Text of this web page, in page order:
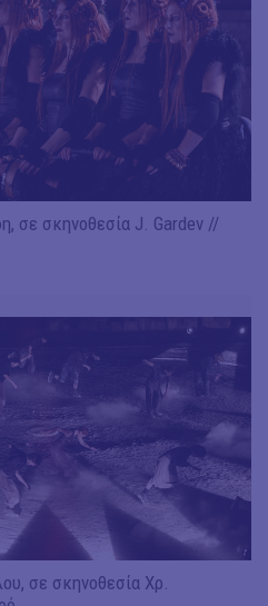
σε σκηνοθεσία J. Gardev //
σε σκηνοθεσία Χρ.